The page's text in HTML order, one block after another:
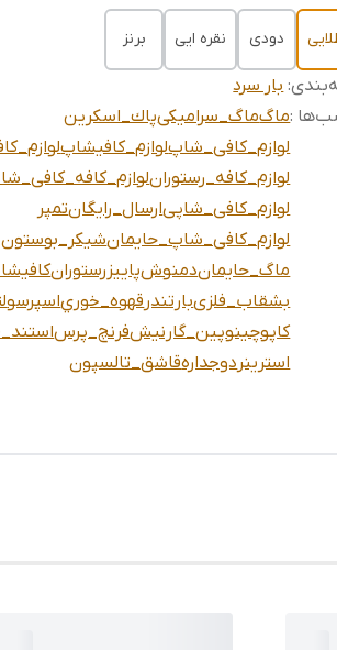
دودی نقره ایی برنز
:بار سرد
:ماگماگ_سرامیکیپاك_اسكرين
لوازم_کافی_شاپلوازم_کافیشاپ
لوازم_کافه_رستوران
لوازم_کافی_شاپیارسال_رایگانتمپر
لوازم_کافی_شاپ_حایمانشيكر_بوستون
ماگ_حایماندمنوشپاییز رستوران
بشقاب_فلزیبارتندرقهوه_خورياسپرسو
كاپوچينوپین_گارنیشفرنچ_پرس
استرینردوجدارهقاشق_تالسپون